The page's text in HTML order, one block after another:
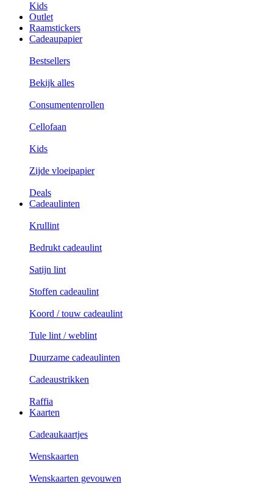
Kids
Outlet
Raamstickers
Cadeaupapier
Bestsellers
Bekijk alles
Consumentenrollen
Cellofaan
Kids
Zijde vloeipapier
Deals
Cadeaulinten
Krullint
Bedrukt cadeaulint
Satijn lint
Stoffen cadeaulint
Koord / touw cadeaulint
Tule lint / weblint
Duurzame cadeaulinten
Cadeaustrikken
Raffia
Kaarten
Cadeaukaartjes
Wenskaarten
Wenskaarten gevouwen